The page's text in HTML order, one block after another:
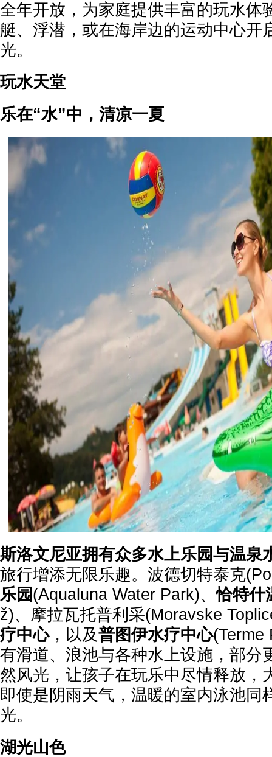
全年开放，为家庭提供丰富的玩水体
艇、浮潜，或在海岸边的运动中心开
光。
玩水天堂
乐在“水”中，清凉一夏
斯洛文尼亚拥有众多水上乐园与温泉
旅行增添无限乐趣。波德切特泰克
乐园(Aqualuna Water Park)、恰特什
ž)、摩拉瓦托普利采(Moravske
疗中心，以及普图伊水疗中心(Terme
有滑道、浪池与各种水上设施，部分
然风光，让孩子在玩乐中尽情释放，
即使是阴雨天气，温暖的室内泳池同
光。
湖光山色